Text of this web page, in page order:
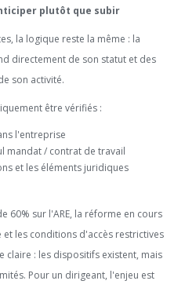
plutôt que subir
la logique reste la même : la
directement de son statut et des
son activité.
être vérifiés :
l'entreprise
mandat / contrat de travail
et les éléments juridiques
60% sur l'ARE, la réforme en cours
les conditions d'accès restrictives
claire : les dispositifs existent, mais
Pour un dirigeant, l'enjeu est